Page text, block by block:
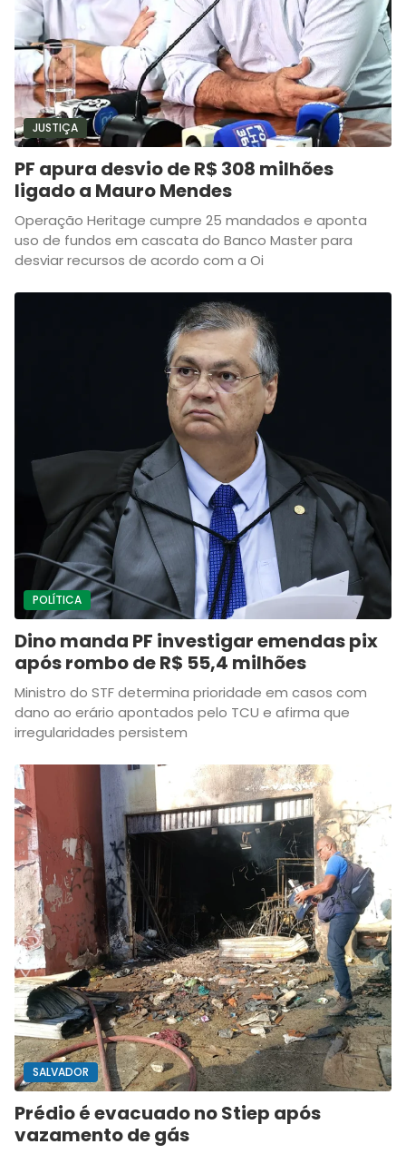
JUSTIÇA
PF apura desvio de R$ 308 milhões
ligado a Mauro Mendes
Operação Heritage cumpre 25 mandados e aponta
uso de fundos em cascata do Banco Master para
desviar recursos de acordo com a Oi
POLÍTICA
Dino manda PF investigar emendas pix
após rombo de R$ 55,4 milhões
Ministro do STF determina prioridade em casos com
dano ao erário apontados pelo TCU e afirma que
irregularidades persistem
SALVADOR
Prédio é evacuado no Stiep após
vazamento de gás